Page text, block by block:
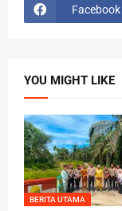
Facebook
YOU MIGHT LIKE
BERITA UTAMA